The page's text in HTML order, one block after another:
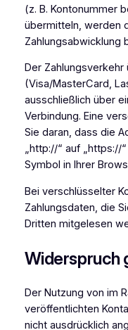
(z. B. Kontonummer
übermitteln, werden
Zahlungsabwicklung
Der
(Visa/MasterCard,
ausschließlich über
Verbindung. Eine
Sie daran, dass die
„http://“ auf „https://
Symbol in Ihrer
Bei verschlüsselter
Zahlungsdaten, die
Dritten mitgelesen
Widerspruch
Der Nutzung von im
veröffentlichten
nicht ausdrücklich